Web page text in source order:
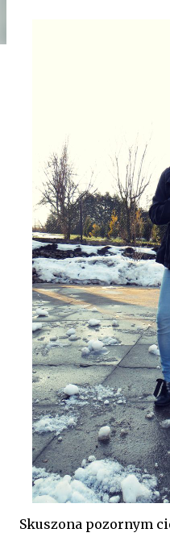
Skuszona pozornym